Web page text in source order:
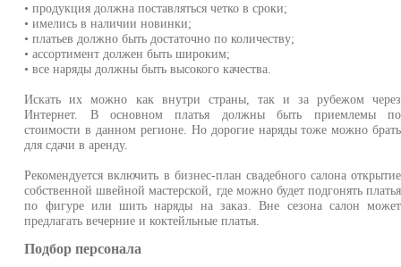
• продукция должна поставляться четко в сроки;
• имелись в наличии новинки;
• платьев должно быть достаточно по количеству;
• ассортимент должен быть широким;
• все наряды должны быть высокого качества.
Искать их можно как внутри страны, так и за рубежом через
Интернет. В основном платья должны быть приемлемы по
стоимости в данном регионе. Но дорогие наряды тоже можно брать
для сдачи в аренду.
Рекомендуется включить в бизнес-план свадебного салона открытие
собственной швейной мастерской, где можно будет подгонять платья
по фигуре или шить наряды на заказ. Вне сезона салон может
предлагать вечерние и коктейльные платья.
Подбор персонала